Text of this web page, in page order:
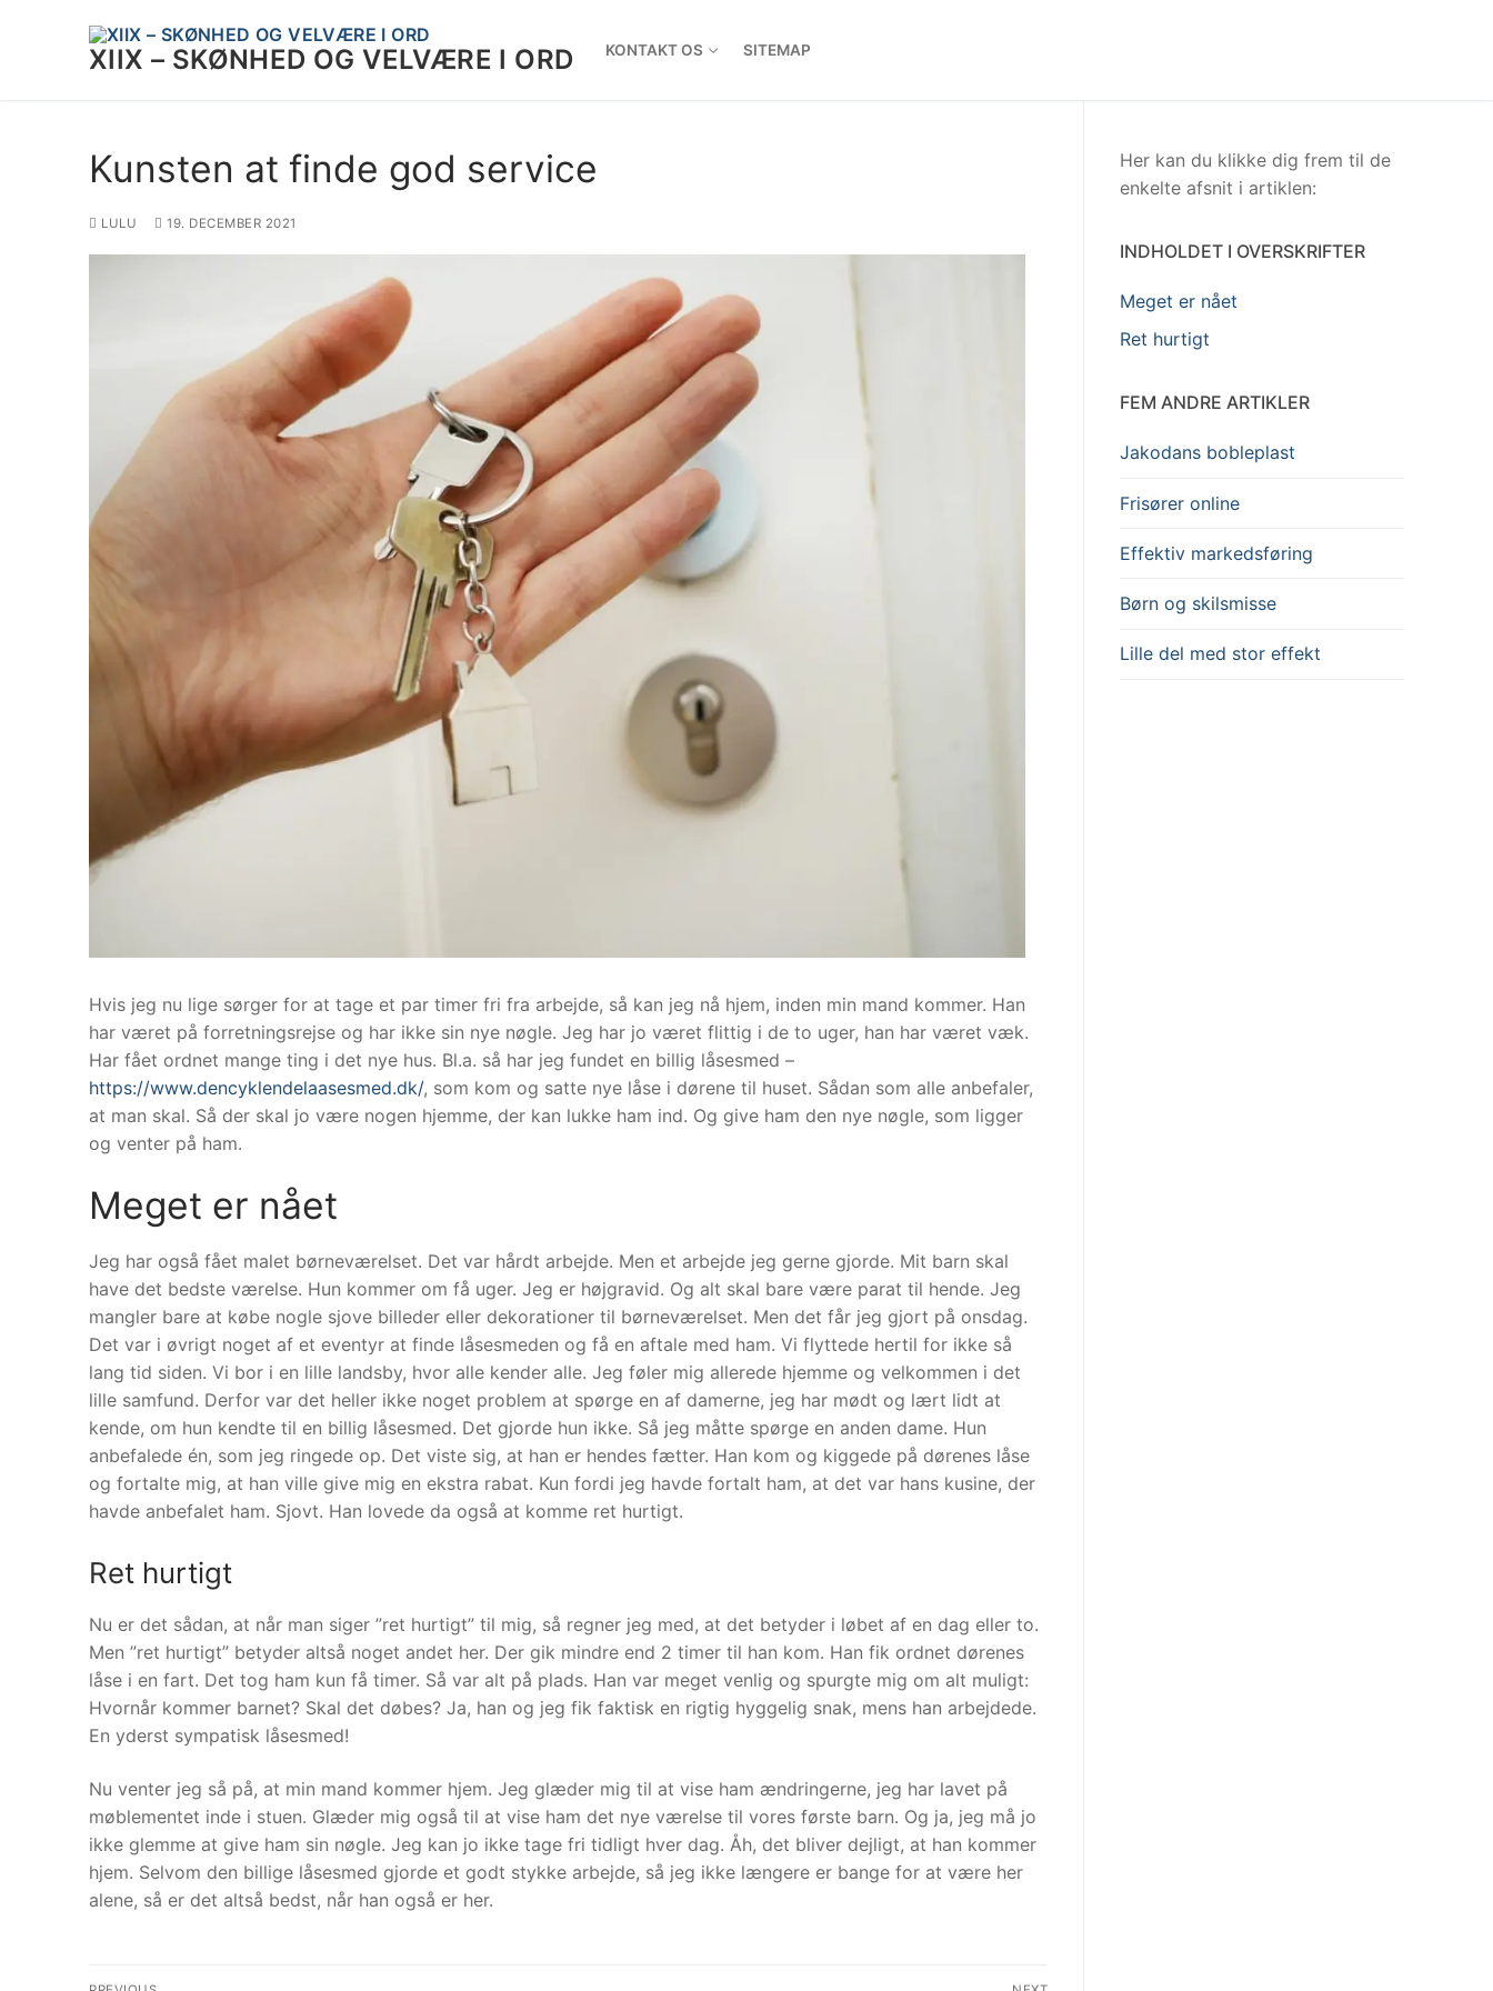
XIIX – SKØNHED OG VELVÆRE I ORD KONTAKT OS SITEMAP
Kunsten at finde god service
LULU 19. DECEMBER 2021
Hvis jeg nu lige sørger for at tage et par timer fri fra arbejde, så kan jeg nå hjem, inden min mand kommer. Han
har været på forretningsrejse og har ikke sin nye nøgle. Jeg har jo været flittig i de to uger, han har været væk.
Har fået ordnet mange ting i det nye hus. Bl.a. så har jeg fundet en billig låsesmed –
https://www.dencyklendelaasesmed.dk/, som kom og satte nye låse i dørene til huset. Sådan som alle anbefaler,
at man skal. Så der skal jo være nogen hjemme, der kan lukke ham ind. Og give ham den nye nøgle, som ligger
og venter på ham.
Meget er nået
Jeg har også fået malet børneværelset. Det var hårdt arbejde. Men et arbejde jeg gerne gjorde. Mit barn skal
have det bedste værelse. Hun kommer om få uger. Jeg er højgravid. Og alt skal bare være parat til hende. Jeg
mangler bare at købe nogle sjove billeder eller dekorationer til børneværelset. Men det får jeg gjort på onsdag.
Det var i øvrigt noget af et eventyr at finde låsesmeden og få en aftale med ham. Vi flyttede hertil for ikke så
lang tid siden. Vi bor i en lille landsby, hvor alle kender alle. Jeg føler mig allerede hjemme og velkommen i det
lille samfund. Derfor var det heller ikke noget problem at spørge en af damerne, jeg har mødt og lært lidt at
kende, om hun kendte til en billig låsesmed. Det gjorde hun ikke. Så jeg måtte spørge en anden dame. Hun
anbefalede én, som jeg ringede op. Det viste sig, at han er hendes fætter. Han kom og kiggede på dørenes låse
og fortalte mig, at han ville give mig en ekstra rabat. Kun fordi jeg havde fortalt ham, at det var hans kusine, der
havde anbefalet ham. Sjovt. Han lovede da også at komme ret hurtigt.
Ret hurtigt
Nu er det sådan, at når man siger ”ret hurtigt” til mig, så regner jeg med, at det betyder i løbet af en dag eller to.
Men ”ret hurtigt” betyder altså noget andet her. Der gik mindre end 2 timer til han kom. Han fik ordnet dørenes
låse i en fart. Det tog ham kun få timer. Så var alt på plads. Han var meget venlig og spurgte mig om alt muligt:
Hvornår kommer barnet? Skal det døbes? Ja, han og jeg fik faktisk en rigtig hyggelig snak, mens han arbejdede.
En yderst sympatisk låsesmed!
Nu venter jeg så på, at min mand kommer hjem. Jeg glæder mig til at vise ham ændringerne, jeg har lavet på
møblementet inde i stuen. Glæder mig også til at vise ham det nye værelse til vores første barn. Og ja, jeg må jo
ikke glemme at give ham sin nøgle. Jeg kan jo ikke tage fri tidligt hver dag. Åh, det bliver dejligt, at han kommer
hjem. Selvom den billige låsesmed gjorde et godt stykke arbejde, så jeg ikke længere er bange for at være her
alene, så er det altså bedst, når han også er her.
Her kan du klikke dig frem til de
enkelte afsnit i artiklen:
INDHOLDET I OVERSKRIFTER
Meget er nået
Ret hurtigt
FEM ANDRE ARTIKLER
Jakodans bobleplast
Frisører online
Effektiv markedsføring
Børn og skilsmisse
Lille del med stor effekt